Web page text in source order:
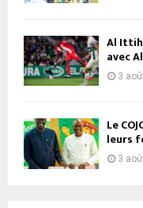
Al
avec
3
Le
leurs
3